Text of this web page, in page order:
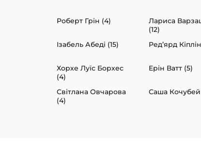
Роберт Грін (4)
Лариса
(12)
Ізабель Абеді (15) Ред’ярд
Хорхе Луїс Борхес
(4)
Ерін Ватт (5)
Світлана Овчарова
(4)
Саша Кочубей